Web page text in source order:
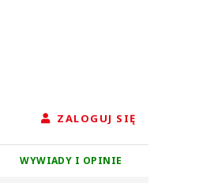
ZALOGUJ SIĘ
WYWIADY I OPINIE